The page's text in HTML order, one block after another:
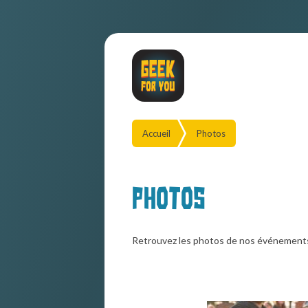
Accueil Photos
Photos
Retrouvez les photos de nos